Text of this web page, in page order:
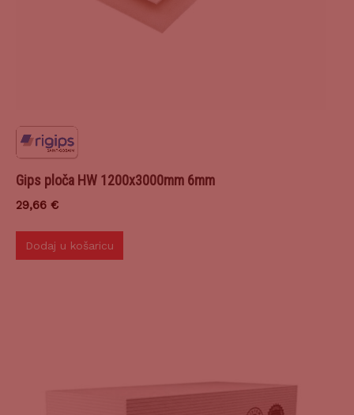
Gips ploča HW 1200x3000mm 6mm
29,66 €
Dodaj u košaricu